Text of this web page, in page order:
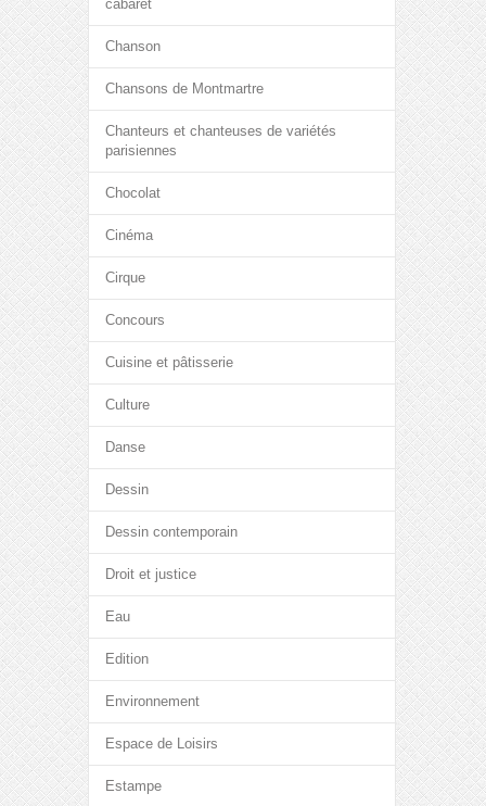
cabaret
Chanson
Chansons de Montmartre
Chanteurs et chanteuses de variétés
parisiennes
Chocolat
Cinéma
Cirque
Concours
Cuisine et pâtisserie
Culture
Danse
Dessin
Dessin contemporain
Droit et justice
Eau
Edition
Environnement
Espace de Loisirs
Estampe